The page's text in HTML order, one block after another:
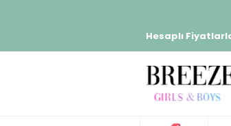
Hesaplı